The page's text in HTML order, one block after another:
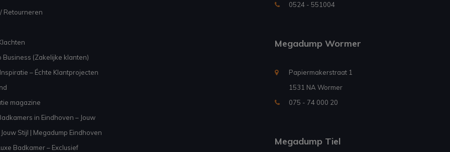
Retourneren
Business (Zakelijke klanten)
– Échte Klantprojecten
magazine
in Eindhoven – Jouw
Stijl | Megadump Eindhoven
Badkamer – Exclusief
0524 - 551004
Megadump Wormer
Papiermakerstraat 1
1531 NA Wormer
075 - 74 000 20
Megadump Tiel